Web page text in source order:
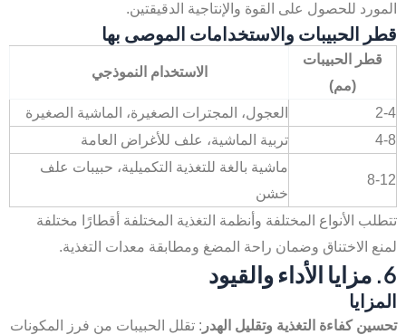
المورد للحصول على القوة والإنتاجية الدقيقتين.
قطر الحبيبات والاستخدامات الموصى بها
قطر الحبيبات
(مم)
الاستخدام النموذجي
2-4
العجول، المجترات الصغيرة، الماشية الصغيرة
4-8
تربية الماشية، علف للأغراض العامة
8-12
ماشية بالغة للتغذية التكميلية، حبيبات علف
خشن
تتطلب الأنواع المختلفة وأنظمة التغذية المختلفة أقطارًا مختلفة
لمنع الاختناق وضمان راحة المضغ ومطابقة معدات التغذية.
6. مزايا الأداء والقيود
المزايا
تحسين كفاءة التغذية وتقليل الهدر : تقلل الحبيبات من فرز المكونات